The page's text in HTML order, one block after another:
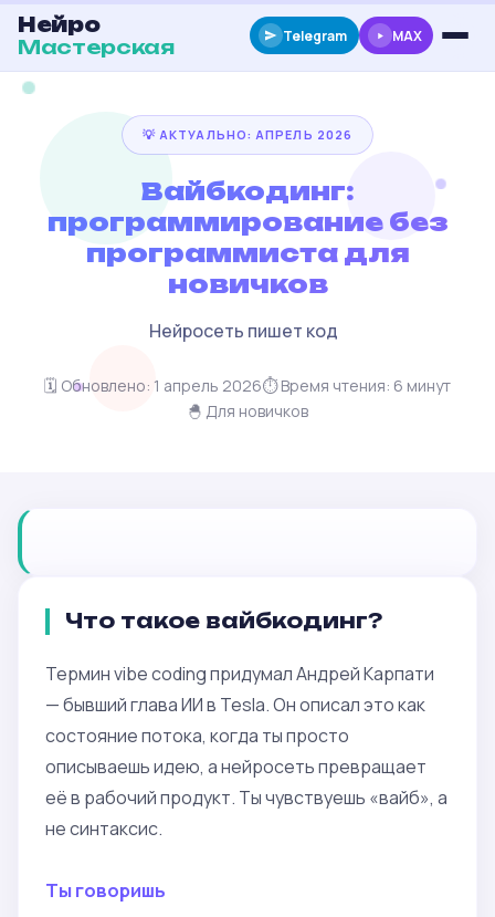
Нейро
Мастерская
Telegram MAX
💡 АКТУАЛЬНО: АПРЕЛЬ 2026
Вайбкодинг:
программирование без
программиста для
новичков
Нейросеть пишет код вместо тебя
🗓️ Обновлено: 1 апрель 2026⏱️ Время чтения: 6 минут
🐣 Для новичков
Что такое вайбкодинг?
Термин vibe coding придумал Андрей Карпати
— бывший глава ИИ в Tesla. Он описал это как
состояние потока, когда ты просто
описываешь идею, а нейросеть превращает
её в рабочий продукт. Ты чувствуешь «вайб», а
не синтаксис.
Ты говоришь